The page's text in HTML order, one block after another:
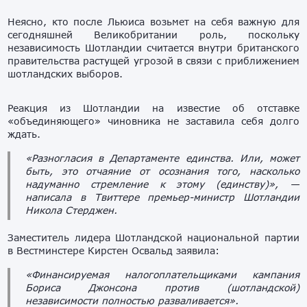
Неясно, кто после Льюиса возьмет на себя важную для
сегодняшней Великобритании роль, поскольку
независимость Шотландии считается внутри британского
правительства растущей угрозой в связи с приближением
шотландских выборов.
Реакция из Шотландии на известие об отставке
«объединяющего» чиновника не заставила себя долго
ждать.
«Разногласия в Департаменте единства. Или, может
быть, это отчаяние от осознания того, насколько
надуманно стремление к этому (единству)», —
написала в Твиттере премьер-министр Шотландии
Никола Стерджен.
Заместитель лидера Шотландской национальной партии
в Вестминстере Кирстен Освальд заявила:
«Финансируемая налогоплательщиками кампания
Бориса Джонсона против (шотландской)
независимости полностью разваливается».